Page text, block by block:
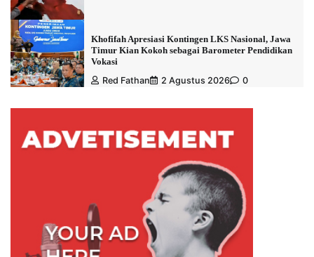
Khofifah Apresiasi Kontingen LKS Nasional, Jawa
Timur Kian Kokoh sebagai Barometer Pendidikan
Vokasi
Red Fathan
2 Agustus 2026 0